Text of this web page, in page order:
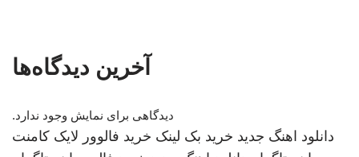
آخرین دیدگاه‌ها
دیدگاهی برای نمایش وجود ندارد.
دانلود اهنگ جدید خرید بک لینک خرید فالوور لایک کامنت